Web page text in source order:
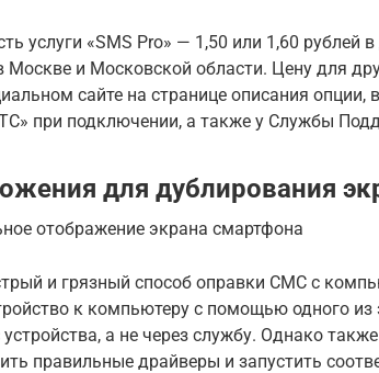
услуги «SMS Pro» — 1,50 или 1,60 рублей
Москве и Московской области. Цену для
сайте на странице описания
при подключении, а также у Службы
для дублирования
отображение экрана смартфона
и грязный способ оправки СМС с
к компьютеру с помощью одного
а не через службу. Однако
правильные драйверы и запустить